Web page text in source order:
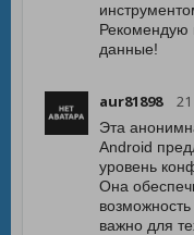
Рекомендую
данные!
aur81898
Эта
Android
уровень
Она
важно для